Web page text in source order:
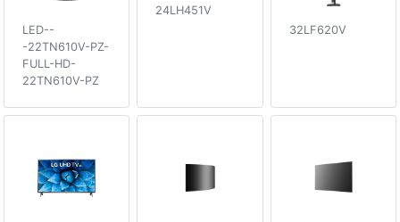
LED--
-22TN610V-PZ-
FULL-HD-
22TN610V-PZ
24LH451V
32LF620V